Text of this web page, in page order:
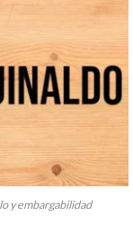
y embargabilidad